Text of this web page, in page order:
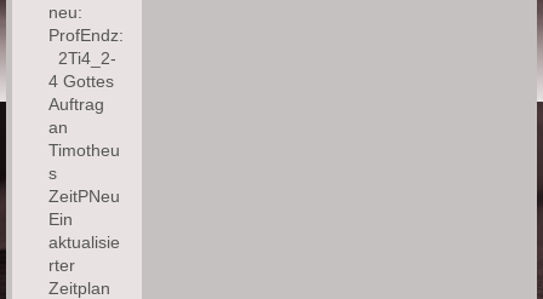
neu:
ProfEndz:
2Ti4_2-
4 Gottes
Auftrag
an
Timotheu
s
ZeitPNeu
Ein
aktualisie
rter
Zeitplan